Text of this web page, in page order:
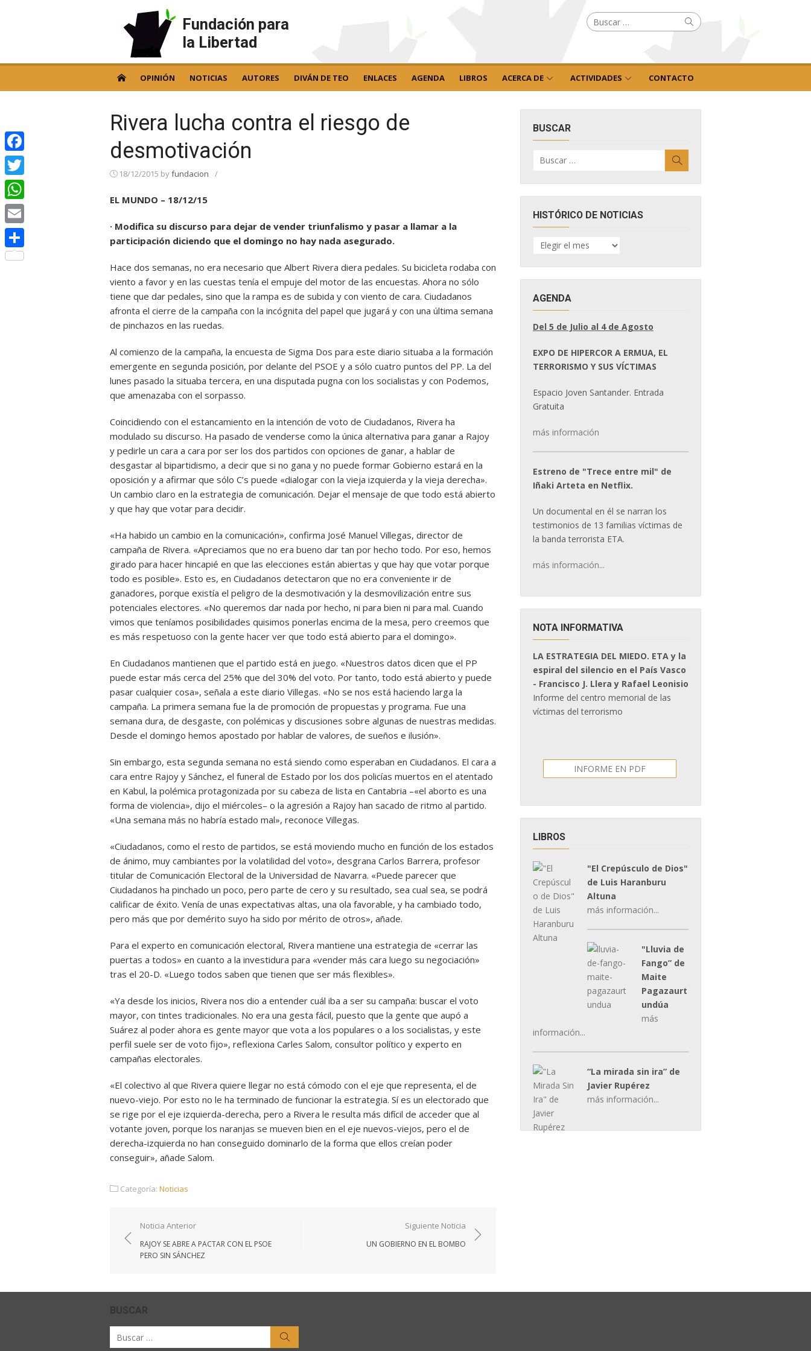
Fundación para
la Libertad
Buscar
por: Buscar
OPINIÓN NOTICIAS AUTORES DIVÁN DE TEO ENLACES AGENDA LIBROS ACERCA DE ACTIVIDADES CONTACTO
Rivera lucha contra el riesgo de
desmotivación
18/12/2015 byfundacion /
EL MUNDO – 18/12/15
· Modifica su discurso para dejar de vender triunfalismo y pasar a llamar a la
participación diciendo que el domingo no hay nada asegurado.
Hace dos semanas, no era necesario que Albert Rivera diera pedales. Su bicicleta rodaba con
viento a favor y en las cuestas tenía el empuje del motor de las encuestas. Ahora no sólo
tiene que dar pedales, sino que la rampa es de subida y con viento de cara. Ciudadanos
afronta el cierre de la campaña con la incógnita del papel que jugará y con una última semana
de pinchazos en las ruedas.
Al comienzo de la campaña, la encuesta de Sigma Dos para este diario situaba a la formación
emergente en segunda posición, por delante del PSOE y a sólo cuatro puntos del PP. La del
lunes pasado la situaba tercera, en una disputada pugna con los socialistas y con Podemos,
que amenazaba con el sorpasso.
Coincidiendo con el estancamiento en la intención de voto de Ciudadanos, Rivera ha
modulado su discurso. Ha pasado de venderse como la única alternativa para ganar a Rajoy
y pedirle un cara a cara por ser los dos partidos con opciones de ganar, a hablar de
desgastar al bipartidismo, a decir que si no gana y no puede formar Gobierno estará en la
oposición y a afirmar que sólo C’s puede «dialogar con la vieja izquierda y la vieja derecha».
Un cambio claro en la estrategia de comunicación. Dejar el mensaje de que todo está abierto
y que hay que votar para decidir.
«Ha habido un cambio en la comunicación», confirma José Manuel Villegas, director de
campaña de Rivera. «Apreciamos que no era bueno dar tan por hecho todo. Por eso, hemos
girado para hacer hincapié en que las elecciones están abiertas y que hay que votar porque
todo es posible». Esto es, en Ciudadanos detectaron que no era conveniente ir de
ganadores, porque existía el peligro de la desmotivación y la desmovilización entre sus
potenciales electores. «No queremos dar nada por hecho, ni para bien ni para mal. Cuando
vimos que teníamos posibilidades quisimos ponerlas encima de la mesa, pero creemos que
es más respetuoso con la gente hacer ver que todo está abierto para el domingo».
En Ciudadanos mantienen que el partido está en juego. «Nuestros datos dicen que el PP
puede estar más cerca del 25% que del 30% del voto. Por tanto, todo está abierto y puede
pasar cualquier cosa», señala a este diario Villegas. «No se nos está haciendo larga la
campaña. La primera semana fue la de promoción de propuestas y programa. Fue una
semana dura, de desgaste, con polémicas y discusiones sobre algunas de nuestras medidas.
Desde el domingo hemos apostado por hablar de valores, de sueños e ilusión».
Sin embargo, esta segunda semana no está siendo como esperaban en Ciudadanos. El cara a
cara entre Rajoy y Sánchez, el funeral de Estado por los dos policías muertos en el atentado
en Kabul, la polémica protagonizada por su cabeza de lista en Cantabria –«el aborto es una
forma de violencia», dijo el miércoles– o la agresión a Rajoy han sacado de ritmo al partido.
«Una semana más no habría estado mal», reconoce Villegas.
«Ciudadanos, como el resto de partidos, se está moviendo mucho en función de los estados
de ánimo, muy cambiantes por la volatilidad del voto», desgrana Carlos Barrera, profesor
titular de Comunicación Electoral de la Universidad de Navarra. «Puede parecer que
Ciudadanos ha pinchado un poco, pero parte de cero y su resultado, sea cual sea, se podrá
calificar de éxito. Venía de unas expectativas altas, una ola favorable, y ha cambiado todo,
pero más que por demérito suyo ha sido por mérito de otros», añade.
Para el experto en comunicación electoral, Rivera mantiene una estrategia de «cerrar las
puertas a todos» en cuanto a la investidura para «vender más cara luego su negociación»
tras el 20-D. «Luego todos saben que tienen que ser más flexibles».
«Ya desde los inicios, Rivera nos dio a entender cuál iba a ser su campaña: buscar el voto
mayor, con tintes tradicionales. No era una gesta fácil, puesto que la gente que aupó a
Suárez al poder ahora es gente mayor que vota a los populares o a los socialistas, y este
perfil suele ser de voto fijo», reflexiona Carles Salom, consultor político y experto en
campañas electorales.
«El colectivo al que Rivera quiere llegar no está cómodo con el eje que representa, el de
nuevo-viejo. Por esto no le ha terminado de funcionar la estrategia. Sí es un electorado que
se rige por el eje izquierda-derecha, pero a Rivera le resulta más difícil de acceder que al
votante joven, porque los naranjas se mueven bien en el eje nuevos-viejos, pero el de
derecha-izquierda no han conseguido dominarlo de la forma que ellos creían poder
conseguir», añade Salom.
Categoría: Noticias
Navegación
de
entradas
Noticia Anterior
RAJOY SE ABRE A PACTAR CON EL PSOE
PERO SIN SÁNCHEZ
Siguiente Noticia
UN GOBIERNO EN EL BOMBO
BUSCAR
por:
HISTÓRICO DE NOTICIAS
HISTÓRICO
DE
AGENDA
Del 5 de Julio al 4 de Agosto
EXPO DE HIPERCOR A ERMUA, EL
TERRORISMO Y SUS VÍCTIMAS
Espacio Joven Santander. Entrada
Gratuita
más información
Estreno de "Trece entre mil" de
Iñaki Arteta en Netflix.
Un documental en él se narran los
testimonios de 13 familias víctimas de
la banda terrorista ETA.
más información...
NOTA INFORMATIVA
LA ESTRATEGIA DEL MIEDO. ETA y la
espiral del silencio en el País Vasco
- Francisco J. Llera y Rafael Leonisio
Informe del centro memorial de las
víctimas del terrorismo
INFORME EN PDF
LIBROS
"El Crepúsculo de Dios"
de Luis Haranburu
Altuna
más información...
"Lluvia de
Fango” de
Maite
Pagazaurt
undúa
más
información...
“La mirada sin ira” de
Javier Rupérez
más información...
BUSCAR
Buscar
por:
Facebook
Twitter
WhatsApp
Email
Compartir